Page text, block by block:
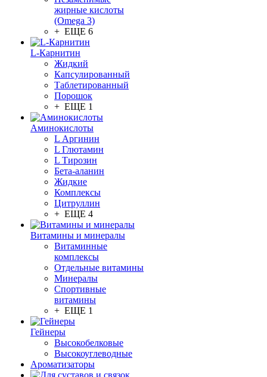
жирные кислоты
(Omega 3)
+ ЕЩЕ 6
L-Карнитин
Жидкий
Капсулированный
Таблетированный
Порошок
+ ЕЩЕ 1
Аминокислоты
L Аргинин
L Глютамин
L Тирозин
Бета-аланин
Жидкие
Комплексы
Цитруллин
+ ЕЩЕ 4
Витамины и минералы
Витаминные
комплексы
Отдельные витамины
Минералы
Спортивные
витамины
+ ЕЩЕ 1
Гейнеры
Высокобелковые
Высокоуглеводные
Ароматизаторы